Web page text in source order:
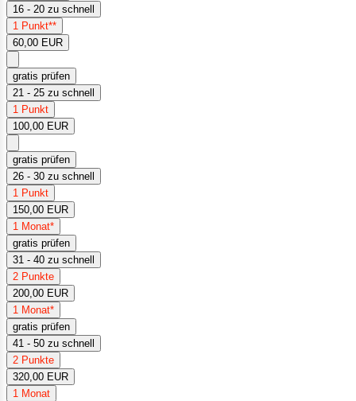
16 - 20 zu schnell
1 Punkt**
60,00 EUR
gratis prüfen
21 - 25 zu schnell
1 Punkt
100,00 EUR
gratis prüfen
26 - 30 zu schnell
1 Punkt
150,00 EUR
1 Monat*
gratis prüfen
31 - 40 zu schnell
2 Punkte
200,00 EUR
1 Monat*
gratis prüfen
41 - 50 zu schnell
2 Punkte
320,00 EUR
1 Monat